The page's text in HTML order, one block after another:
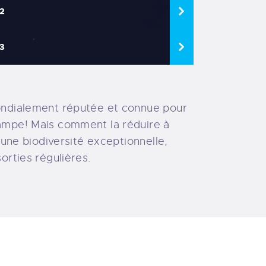
réputée et connue pour
Mais comment la réduire à
biodiversité exceptionnelle,
régulières.